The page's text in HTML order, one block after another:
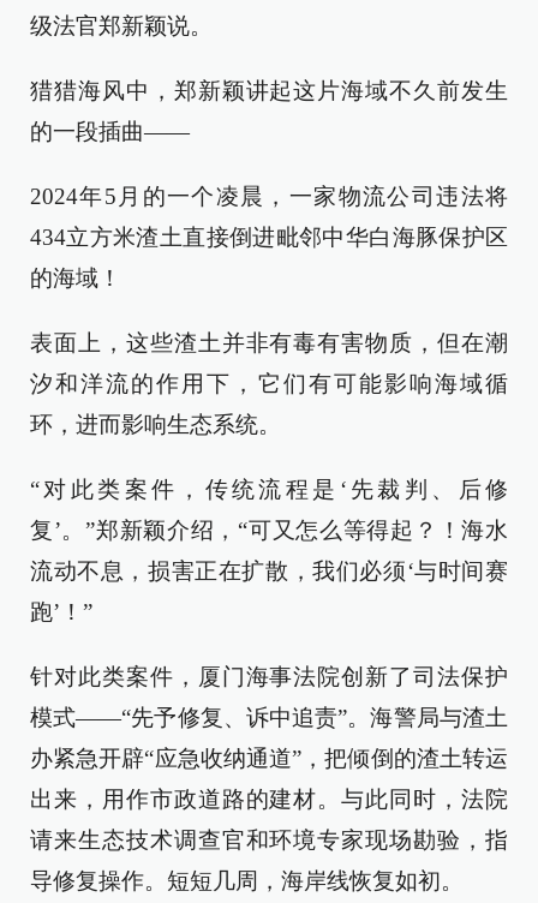
级法官郑新颖说。
猎猎海风中，郑新颖讲起这片海域不久前发生
的一段插曲——
2024年5月的一个凌晨，一家物流公司违法将
434立方米渣土直接倒进毗邻中华白海豚保护区
的海域！
表面上，这些渣土并非有毒有害物质，但在潮
汐和洋流的作用下，它们有可能影响海域循
环，进而影响生态系统。
“对此类案件，传统流程是‘先裁判、后修
复’。”郑新颖介绍，“可又怎么等得起？！海水
流动不息，损害正在扩散，我们必须‘与时间赛
跑’！”
针对此类案件，厦门海事法院创新了司法保护
模式——“先予修复、诉中追责”。海警局与渣土
办紧急开辟“应急收纳通道”，把倾倒的渣土转运
出来，用作市政道路的建材。与此同时，法院
请来生态技术调查官和环境专家现场勘验，指
导修复操作。短短几周，海岸线恢复如初。